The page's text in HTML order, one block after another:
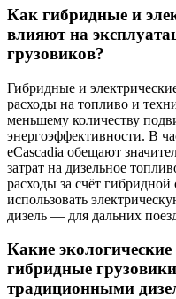
Как гибридные и
влияют на
грузовиков?
Гибридные и
расходы на топливо и
меньшему количеству
энергоэффективности. В
eCascadia обещают
затрат на дизельное
расходы за счёт
использовать
дизель — для дальних
Какие
гибридные
традиционными